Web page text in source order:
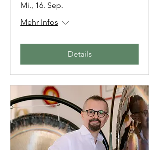
Mi., 16. Sep.
Mehr Infos
Details